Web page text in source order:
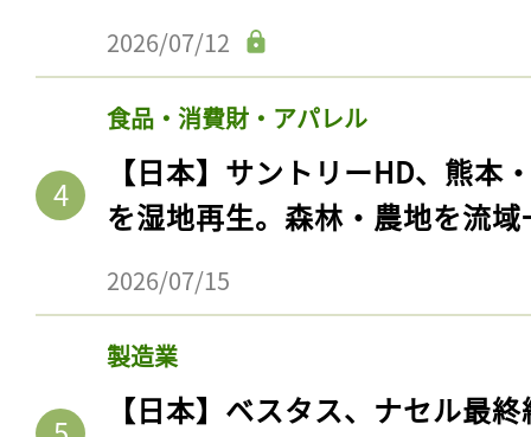
2026/07/12
食品・消費財・アパレル
【日本】サントリーHD、熊本
を湿地再生。森林・農地を流
2026/07/15
製造業
【日本】ベスタス、ナセル最